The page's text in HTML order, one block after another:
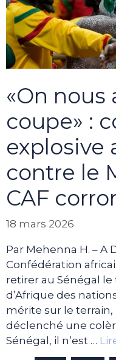
«On nous
coupe» :
explosive
contre le
CAF
18 mars 2026
Par Mehenna H. – A
Confédération
retirer au Sénégal
d’Afrique des
mérite sur le
déclenché une
Sénégal, il n’est …